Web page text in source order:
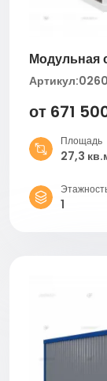
Модульная
Артикул:
от 671
Площадь
27,3
1